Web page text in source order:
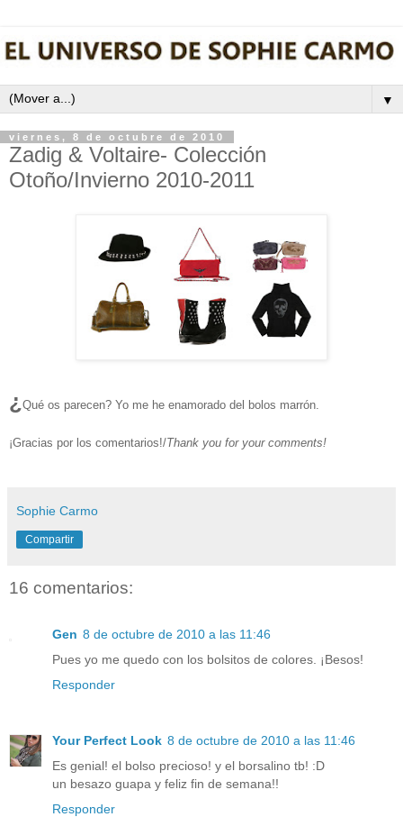
▼
viernes, 8 de octubre de 2010
Zadig & Voltaire- Colección
Otoño/Invierno 2010-2011
¿ Qué os parecen? Yo me he enamorado del bolos marrón.
¡Gracias por los comentarios!/Thank you for your comments!
Sophie Carmo
Compartir
16 comentarios:
Gen 8 de octubre de 2010 a las 11:46
Pues yo me quedo con los bolsitos de colores. ¡Besos!
Responder
Your Perfect Look 8 de octubre de 2010 a las 11:46
Es genial! el bolso precioso! y el borsalino tb! :D
un besazo guapa y feliz fin de semana!!
Responder